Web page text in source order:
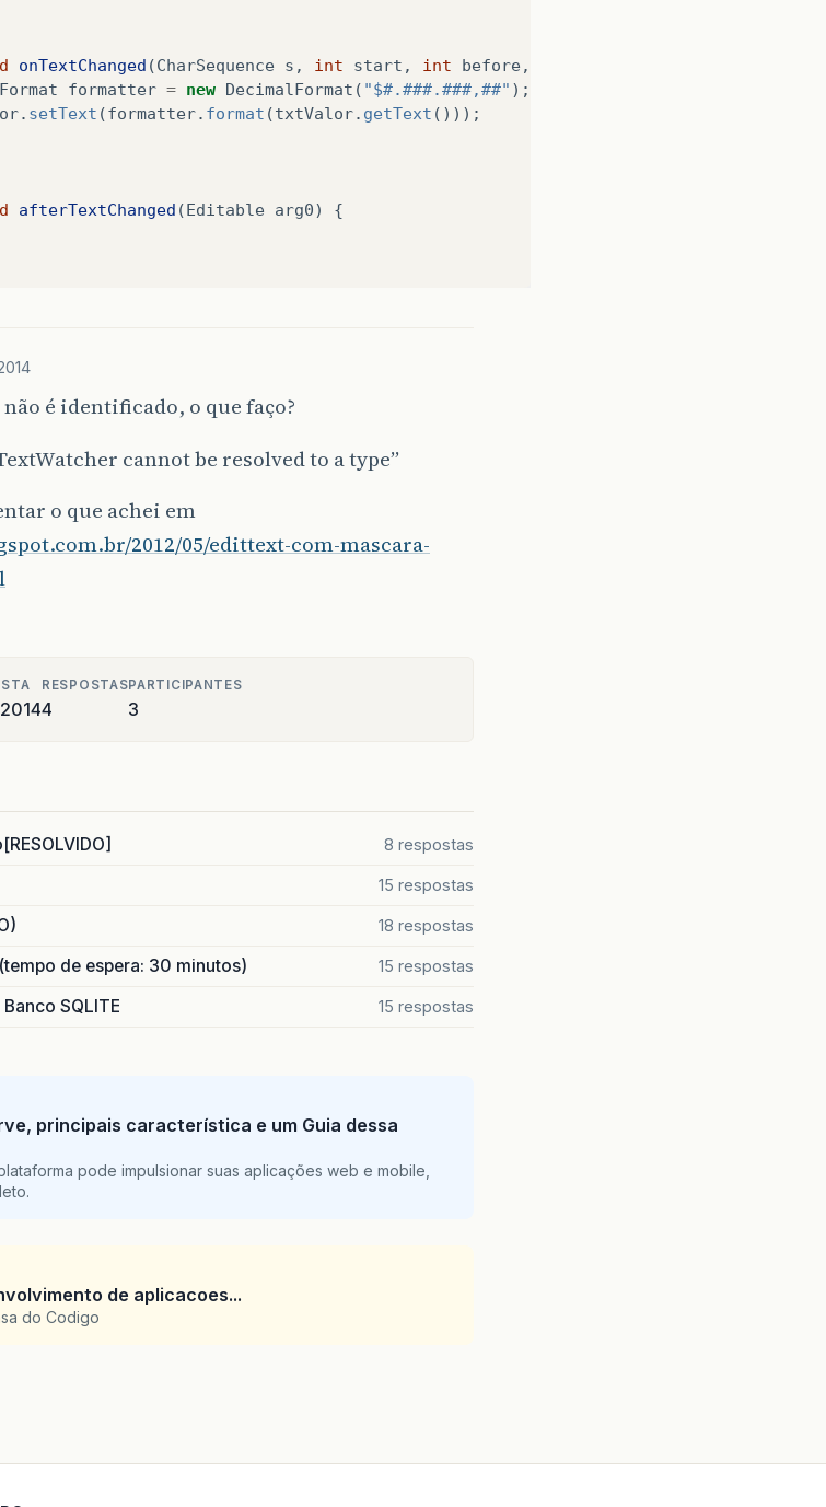
onTextChanged (CharSequence s , int start , int before,
formatter = new DecimalFormat ( "$#.###.###,##" );
. setText (formatter. format (txtValor. getText ()));
afterTextChanged (Editable arg0)
{
é identificado, o que faço?
cannot be resolved to a type”
o que achei em
2012/05/edittext-com-mascara-
RESPOSTAS
4
PARTICIPANTES
3
8 respostas
15 respostas
18 respostas
de espera: 30 minutos) 15 respostas
SQLITE 15 respostas
principais característica e um Guia dessa
pode impulsionar suas aplicações web e mobile,
de aplicacoes...
do Codigo